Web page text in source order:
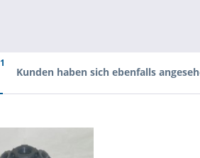
1
Kunden haben sich ebenfalls